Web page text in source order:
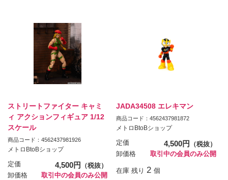
ストリートファイター キャミ
ィ アクションフィギュア 1/12
スケール
商品コード：4562437981926
メトロBtoBショップ
定価 4,500円
（税抜）
卸価格
取引中の会員のみ公開
JADA34508 エレキマン
商品コード：4562437981872
メトロBtoBショップ
定価 4,500円
（税抜）
卸価格
取引中の会員のみ公開
在庫 残り 2 個